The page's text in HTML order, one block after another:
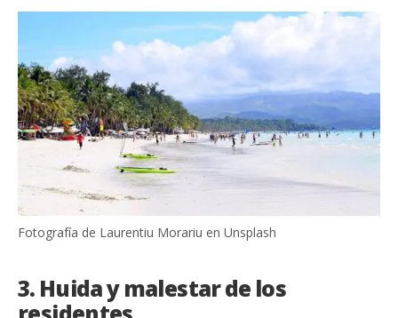
Fotografía de Laurentiu Morariu en Unsplash
3. Huida y malestar de los